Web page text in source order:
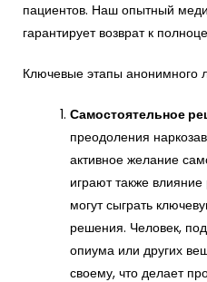
пациентов. Наш опытный
гарантирует возврат к
Ключевые этапы анонимного
Самостоятельное
преодоления
активное желание
играют также
могут сыграть
решения. Человек,
опиума или других
своему, что делает